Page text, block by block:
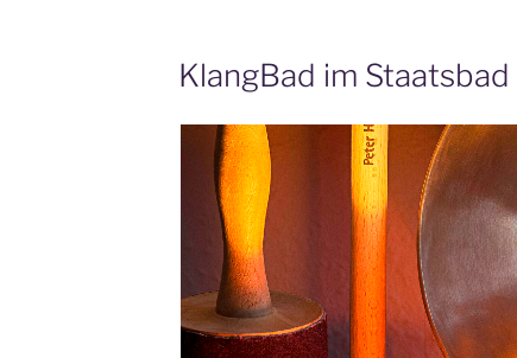
KlangBad im Staatsbad